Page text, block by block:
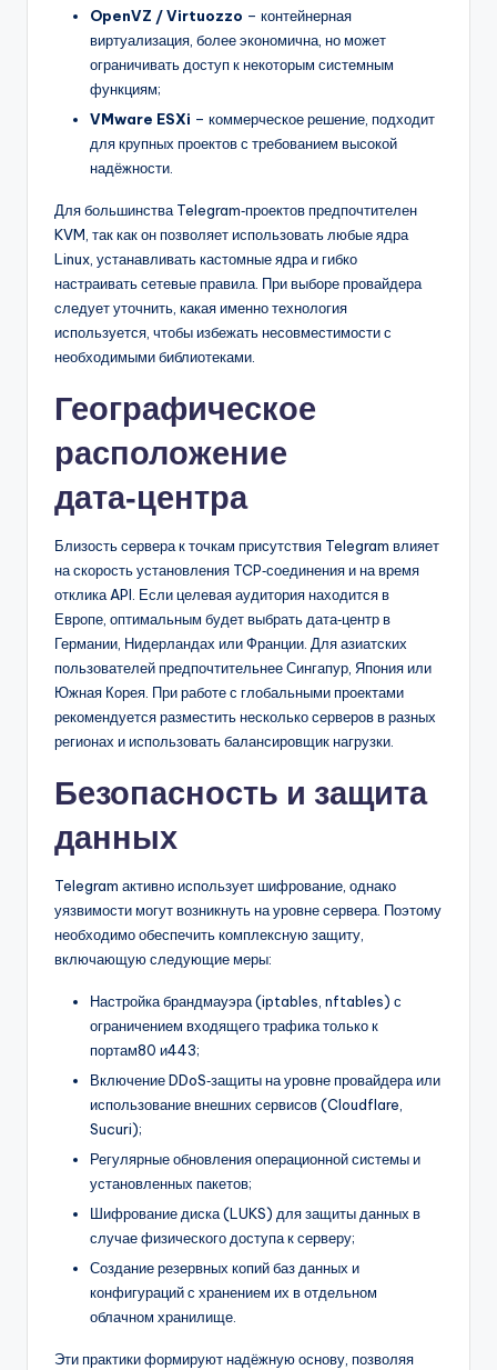
OpenVZ / Virtuozzo – контейнерная
виртуализация, более экономична, но может
ограничивать доступ к некоторым системным
функциям;
VMware ESXi – коммерческое решение, подходит
для крупных проектов с требованием высокой
надёжности.
Для большинства Telegram‑проектов предпочтителен
KVM, так как он позволяет использовать любые ядра
Linux, устанавливать кастомные ядра и гибко
настраивать сетевые правила. При выборе провайдера
следует уточнить, какая именно технология
используется, чтобы избежать несовместимости с
необходимыми библиотеками.
Географическое
расположение
дата‑центра
Близость сервера к точкам присутствия Telegram влияет
на скорость установления TCP‑соединения и на время
отклика API. Если целевая аудитория находится в
Европе, оптимальным будет выбрать дата‑центр в
Германии, Нидерландах или Франции. Для азиатских
пользователей предпочтительнее Сингапур, Япония или
Южная Корея. При работе с глобальными проектами
рекомендуется разместить несколько серверов в разных
регионах и использовать балансировщик нагрузки.
Безопасность и защита
данных
Telegram активно использует шифрование, однако
уязвимости могут возникнуть на уровне сервера. Поэтому
необходимо обеспечить комплексную защиту,
включающую следующие меры:
Настройка брандмауэра (iptables, nftables) с
ограничением входящего трафика только к
портам80 и443;
Включение DDoS‑защиты на уровне провайдера или
использование внешних сервисов (Cloudflare,
Sucuri);
Регулярные обновления операционной системы и
установленных пакетов;
Шифрование диска (LUKS) для защиты данных в
случае физического доступа к серверу;
Создание резервных копий баз данных и
конфигураций с хранением их в отдельном
облачном хранилище.
Эти практики формируют надёжную основу, позволяя